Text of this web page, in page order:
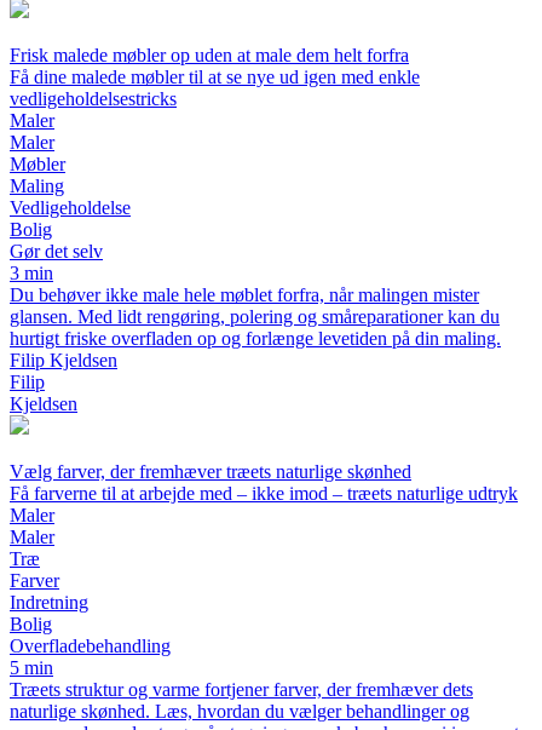
Frisk malede møbler op uden at male dem helt forfra
Få dine malede møbler til at se nye ud igen med enkle
vedligeholdelsestricks
Maler
Maler
Møbler
Maling
Vedligeholdelse
Bolig
Gør det selv
3 min
Du behøver ikke male hele møblet forfra, når malingen mister
glansen. Med lidt rengøring, polering og småreparationer kan du
hurtigt friske overfladen op og forlænge levetiden på din maling.
Filip Kjeldsen
Filip
Kjeldsen
Vælg farver, der fremhæver træets naturlige skønhed
Få farverne til at arbejde med – ikke imod – træets naturlige udtryk
Maler
Maler
Træ
Farver
Indretning
Bolig
Overfladebehandling
5 min
Træets struktur og varme fortjener farver, der fremhæver dets
naturlige skønhed. Læs, hvordan du vælger behandlinger og